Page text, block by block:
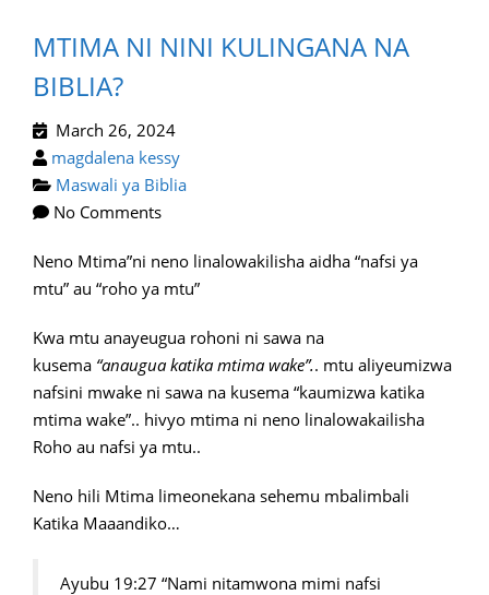
MTIMA NI NINI KULINGANA NA
BIBLIA?
March 26, 2024
magdalena kessy
Maswali ya Biblia
No Comments
Neno Mtima”ni neno linalowakilisha aidha “nafsi ya
mtu” au “roho ya mtu”
Kwa mtu anayeugua rohoni ni sawa na
kusema “anaugua katika mtima wake”.. mtu aliyeumizwa
nafsini mwake ni sawa na kusema “kaumizwa katika
mtima wake”.. hivyo mtima ni neno linalowakailisha
Roho au nafsi ya mtu..
Neno hili Mtima limeonekana sehemu mbalimbali
Katika Maaandiko…
Ayubu 19:27 “Nami nitamwona mimi nafsi